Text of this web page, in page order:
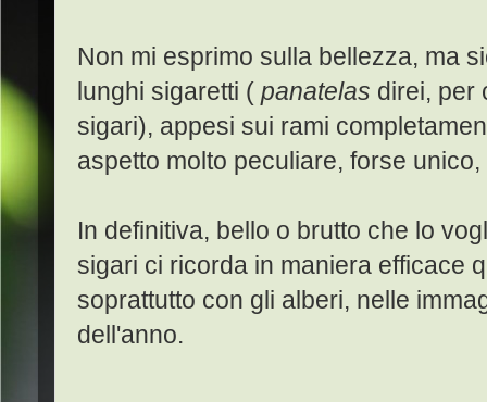
Non mi esprimo sulla bellezza, ma
lunghi sigaretti ( panatelas direi, per
sigari), appesi sui rami
aspetto molto peculiare, forse
In definitiva, bello o brutto che lo
sigari ci ricorda in maniera efficace
soprattutto con gli alberi, nelle
dell'anno.